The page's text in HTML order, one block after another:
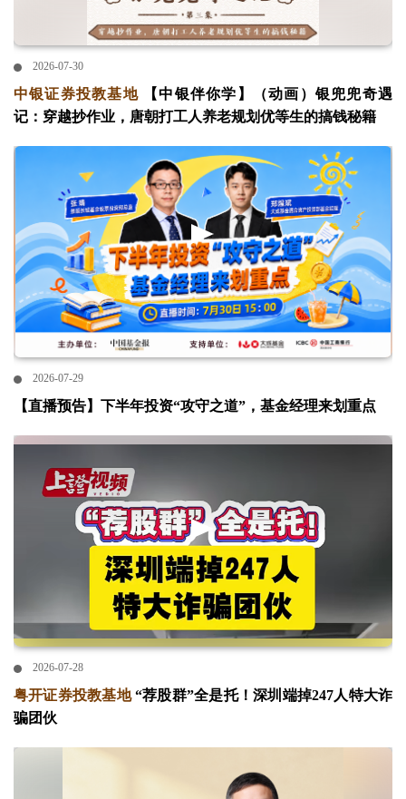
2026-07-30
中银证券投教基地
【中银伴你学】（动画）银兜兜奇遇
记：穿越抄作业，唐朝打工人养老规划优等生的搞钱秘籍
2026-07-29
【直播预告】下半年投资“攻守之道”，基金经理来划重点
2026-07-28
粤开证券投教基地“荐股群”全是托！深圳端掉247人特大诈
骗团伙